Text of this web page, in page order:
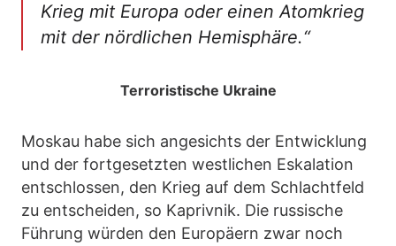
Krieg mit Europa oder einen Atomkrieg
mit der nördlichen Hemisphäre.“
Terroristische Ukraine
Moskau habe sich angesichts der Entwicklung
und der fortgesetzten westlichen Eskalation
entschlossen, den Krieg auf dem Schlachtfeld
zu entscheiden, so Kaprivnik. Die russische
Führung würden den Europäern zwar noch